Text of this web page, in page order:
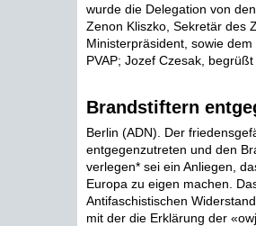
wurde die Delegation von
Zenon Kliszko, Sekretär des
Ministerpräsident, sowie
PVAP; Jozef Czesak, begrüßt
Brandstiftern
Berlin (ADN). Der
entgegenzutreten und den
verlegen* sei ein Anliegen,
Europa zu eigen machen.
Antifaschistischen
mit der die Erklärung der